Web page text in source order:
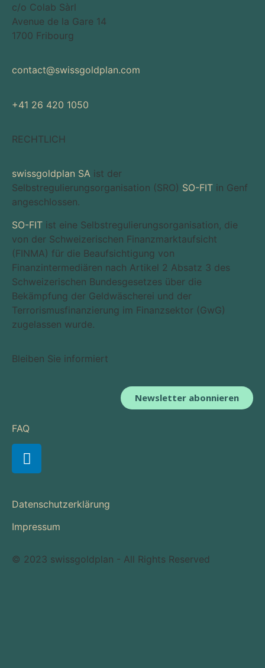
c/o Colab Sàrl
Avenue de la Gare 14
1700 Fribourg
contact@swissgoldplan.com
+41 26 420 1050
RECHTLICH
swissgoldplan SA ist der
Selbstregulierungsorganisation (SRO) SO-FIT in Genf
angeschlossen.
SO-FIT ist eine Selbstregulierungsorganisation, die
von der Schweizerischen Finanzmarktaufsicht
(FINMA) für die Beaufsichtigung von
Finanzintermediären nach Artikel 2 Absatz 3 des
Schweizerischen Bundesgesetzes über die
Bekämpfung der Geldwäscherei und der
Terrorismusfinanzierung im Finanzsektor (GwG)
zugelassen wurde.
Bleiben Sie informiert
Newsletter abonnieren
FAQ
Datenschutzerklärung
Impressum
© 2023 swissgoldplan - All Rights Reserved